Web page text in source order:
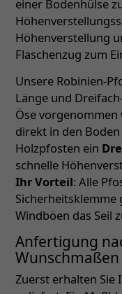
einer Bodenhülse
Höhenverstellung
Flaschenzug zum
Unsere Robinien-
Länge und
Öse
direkt in den
Holzpfosten ein
schnelle
Ihr Vorteil: Alle
Windböen das Seil
Anfertigung
Wunschmaßen
Zuerst erhalten Sie